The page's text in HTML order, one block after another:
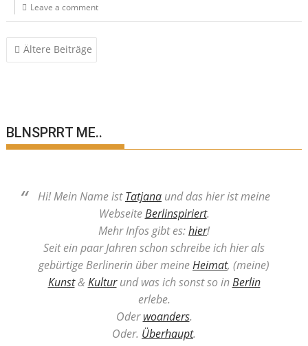
Leave a comment
Beitragsnavigation
Ältere Beiträge
BLNSPRRT ME..
Hi! Mein Name istTatjana und das hier ist meine
WebseiteBerlinspiriert.
Mehr Infos gibt es:hier!
Seit ein paar Jahren schon schreibe ich hier als
gebürtige Berlinerin über meineHeimat, (meine)
Kunst& Kulturund was ich sonst so inBerlin
erlebe.
Oderwoanders.
Oder. Überhaupt.